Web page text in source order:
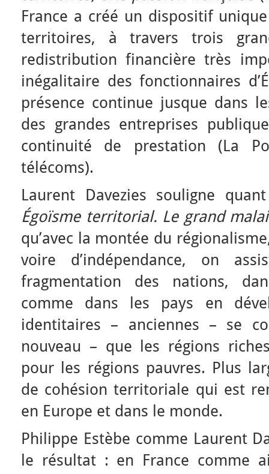
France a créé un dispositif
territoires, à travers trois
redistribution financière très
inégalitaire des fonctionnaires
présence continue jusque dans
des grandes entreprises
continuité de prestation (La
télécoms).
Laurent Davezies souligne
Égoïsme territorial. Le grand
qu’avec la montée du
voire d’indépendance, on
fragmentation des nations,
comme dans les pays en
identitaires – anciennes – se
nouveau – que les régions
pour les régions pauvres. Plus
de cohésion territoriale qui est
en Europe et dans le monde.
Philippe Estèbe comme Laurent
le résultat : en France comme